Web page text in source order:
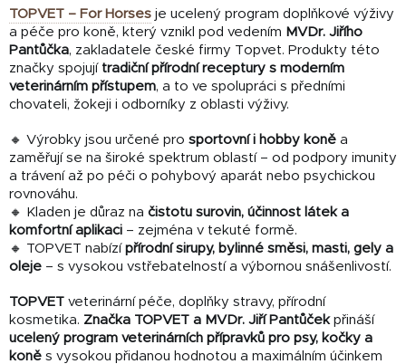
TOPVET – For Horses je ucelený program doplňkové výživy
a péče pro koně, který vznikl pod vedením MVDr. Jiřího
Pantůčka, zakladatele české firmy Topvet. Produkty této
značky spojují tradiční přírodní receptury s moderním
veterinárním přístupem, a to ve spolupráci s předními
chovateli, žokeji i odborníky z oblasti výživy.
🔸 Výrobky jsou určené pro sportovní i hobby koně a
zaměřují se na široké spektrum oblastí – od podpory imunity
a trávení až po péči o pohybový aparát nebo psychickou
rovnováhu.
🔸 Kladen je důraz na čistotu surovin, účinnost látek a
komfortní aplikaci – zejména v tekuté formě.
🔸 TOPVET nabízí přírodní sirupy, bylinné směsi, masti, gely a
oleje – s vysokou vstřebatelností a výbornou snášenlivostí.
TOPVET veterinární péče, doplňky stravy, přírodní
kosmetika. Značka TOPVET a MVDr. Jiří Pantůček přináší
ucelený program veterinárních přípravků pro psy, kočky a
koně s vysokou přidanou hodnotou a maximálním účinkem